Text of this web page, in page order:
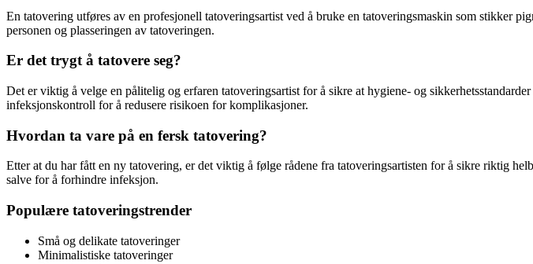
En tatovering utføres av en profesjonell tatoveringsartist ved å bruke en tatoveringsmaskin som stikker
personen og plasseringen av tatoveringen.
Er det trygt å tatovere seg?
Det er viktig å velge en pålitelig og erfaren tatoveringsartist for å sikre at hygiene- og
infeksjonskontroll for å redusere risikoen for komplikasjoner.
Hvordan ta vare på en fersk tatovering?
Etter at du har fått en ny tatovering, er det viktig å følge rådene fra tatoveringsartisten for å sikre riktig
salve for å forhindre infeksjon.
Populære tatoveringstrender
Små og delikate tatoveringer
Minimalistiske tatoveringer